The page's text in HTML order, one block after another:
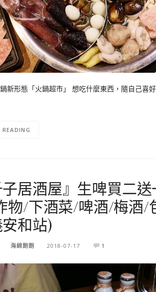
新形態「火鍋超市」 想吃什麼東西，隨自己喜
子居酒屋』生啤買二
物/下酒菜/啤酒/梅酒/
和站)
海綿飽飽 2018-07-17 1